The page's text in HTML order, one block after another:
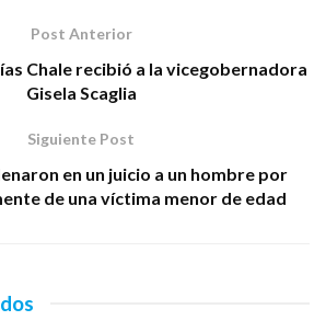
Post Anterior
Chale recibió a la vicegobernadora
Gisela Scaglia
Siguiente Post
en un juicio a un hombre por
de una víctima menor de edad